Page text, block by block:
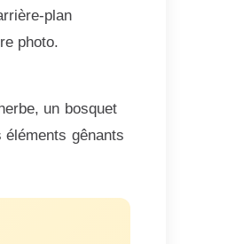
plan
photo.
un bosquet
gênants